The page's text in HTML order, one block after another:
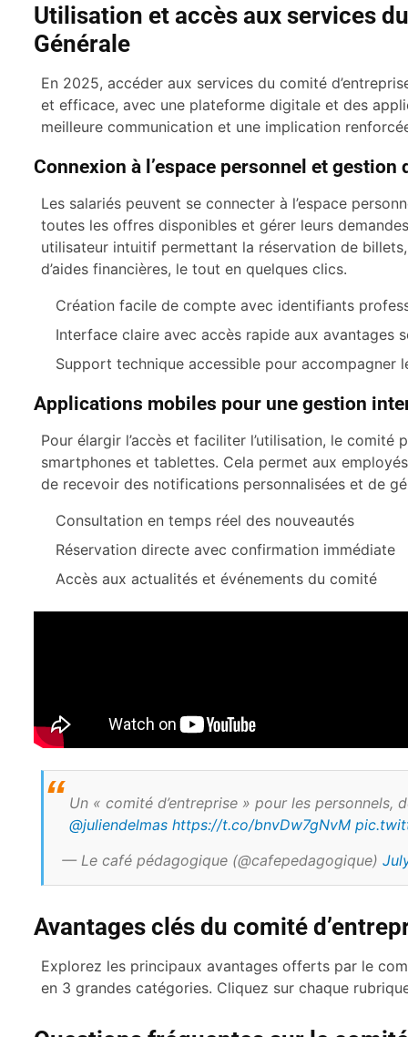
Utilisation et accès aux services
Générale
En 2025, accéder aux services du comité
et efficace, avec une plateforme digitale et des
meilleure communication et une implication
Connexion à l’espace personnel et gestion
Les salariés peuvent se connecter à l’espace
toutes les offres disponibles et gérer leurs
utilisateur intuitif permettant la réservation de
d’aides financières, le tout en quelques clics.
Création facile de compte avec identifiants
Interface claire avec accès rapide aux avantages
Support technique accessible pour accompagner
Applications mobiles pour une gestion
Pour élargir l’accès et faciliter l’utilisation, le
smartphones et tablettes. Cela permet aux
de recevoir des notifications personnalisées et de
Consultation en temps réel des nouveautés
Réservation directe avec confirmation immédiate
Accès aux actualités et événements du comité
Un « comité d’entreprise » pour les personnels,
@juliendelmas https://t.co/bnvDw7gNvM
— Le café pédagogique (@cafepedagogique)
Avantages clés du comité
Explorez les principaux avantages offerts par le
en 3 grandes catégories. Cliquez sur chaque